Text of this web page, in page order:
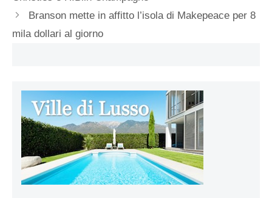
Branson mette in affitto l’isola di Makepeace per 8
mila dollari al giorno